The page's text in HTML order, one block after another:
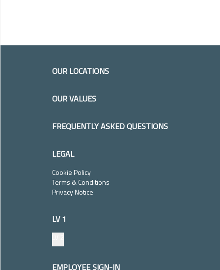
OUR LOCATIONS​​​​‌ ‍ ​‍​‍‌‍ ‌ ​‍‌‍‍‌‌‍‌ ‌‍‍‌‌‍ ‍​‍​‍​ ‍‍​‍​‍‌ ​ ‌‍​‌‌‍ ‍‌‍‍‌‌ ‌​‌ ‍‌​‍ ‍‌‍‍‌‌‍ ​‍​‍​‍ ​​‍​‍‌‍‍​‌ ​‍‌‍‌‌‌‍‌‍​‍​‍​ ‍‍​‍​‍​‍ ‌ ​ ‌ ‌​‌ ‌‌‌‍‌​‌‍‍‌‌‍ ​‍ ‌‍‍‌‌‍ ‍‌ ‌​‌‍‌‌‌‍ ‍‌ ‌​​‍ ‌‍‌‌‌‍‌​‌‍‍‌‌ ‌​​‍ ‌‍ ‌‌‍ ‌‍‌​‌‍‌‌​ ‌‌ ​​‌ ​‍‌‍‌‌‌ ​ ‌‍‌‌‌‍ ‍‌ ‌​‌‍​‌‌ ‌​‌‍‍‌‌‍ ‌‍ ‍​ ‍ ‌‍‍‌‌‍‌​​ ‌‌‍​ ‌‍​‌‌‍‌‌​ ‍‌​ ​‌‌‍​ ​ ‍​​ ‌‌​‍ ‌‌‍​‌​ ‌​‌‍‌‍​ ​ ​‍ ‌​ ‌​​ ‌ ​ ‌​​ ‍‌​‍ ‌​ ‍‌‌‍‌​​ ‌ ​ ‌‌​‍ ‌​ ​‍​ ‌​​ ‌ ‌‍‌‍​ ‍​​ ​‌​ ‍​‌‍​‌​ ‌​‌‍‌‌​ ‌​​ ​‍​ ‍ ‌ ‌​‌ ‍‌‌ ​​‌‍‌‌​ ‌‌ ​​‌‍​‌‌‍‌ ‌‍‌‌​ ‍ ‌ ​​‌‍​‌‌ ‌​‌‍‍​​ ‌‌ ‌​‌‍‍‌‌ ‌​‌‍ ​‌‍‌‌​ ‌‍​‍‌‍​‌‌ ​ ‌‍‌‌‌‌‌‌‌ ​‍‌‍ ​​ ‌​‍‌‌​ ​‍‌​‌‍‌ ​ ‌ ‌​‌ ‌‌‌‍‌​‌‍‍‌‌‍ ​‍‌‍‌‍‍‌‌‍‌​​ ‌‌‍​ ‌‍​‌‌‍‌‌​ ‍‌​ ​‌‌‍​ ​ ‍​​ ‌‌​‍ ‌‌‍​‌​ ‌​‌‍‌‍​ ​ ​‍ ‌​ ‌​​ ‌ ​ ‌​​ ‍‌​‍ ‌​ ‍‌‌‍‌​​ ‌ ​ ‌‌​‍ ‌​ ​‍​ ‌​​ ‌ ‌‍‌‍​ ‍​​ ​‌​ ‍​‌‍​‌​ ‌​‌‍‌‌​ ‌​​ ​‍​‍‌‍‌ ‌​‌ ‍‌‌ ​​‌‍‌‌​ ‌‌ ​​‌‍​‌‌‍‌ ‌‍‌‌​‍‌‍‌ ​​‌‍​‌‌ ‌​‌‍‍​​ ‌‌ ‌​‌‍‍‌‌ ‌​‌‍ ​‌‍‌‌​‍‌‍‌ ​​‌‍‌‌‌ ​‍‌ ​ ‌ ​​‌‍‌‌‌‍​ ‌ ‌​‌‍‍‌‌ ‌‍‌‍‌‌​ ‌‌ ​​‌ ‌‌‌‍​‍‌‍ ​‌‍‍‌‌ ​ ‌‍‍​‌‍‌‌‌‍‌​​‍​‍‌ ‌
OUR VALUES​​​​‌ ‍ ​‍​‍‌‍ ‌ ​‍‌‍‍‌‌‍‌ ‌‍‍‌‌‍ ‍​‍​‍​ ‍‍​‍​‍‌ ​ ‌‍​‌‌‍ ‍‌‍‍‌‌ ‌​‌ ‍‌​‍ ‍‌‍‍‌‌‍ ​‍​‍​‍ ​​‍​‍‌‍‍​‌ ​‍‌‍‌‌‌‍‌‍​‍​‍​ ‍‍​‍​‍​‍ ‌ ​ ‌ ‌​‌ ‌‌‌‍‌​‌‍‍‌‌‍ ​‍ ‌‍‍‌‌‍ ‍‌ ‌​‌‍‌‌‌‍ ‍‌ ‌​​‍ ‌‍‌‌‌‍‌​‌‍‍‌‌ ‌​​‍ ‌‍ ‌‌‍ ‌‍‌​‌‍‌‌​ ‌‌ ​​‌ ​‍‌‍‌‌‌ ​ ‌‍‌‌‌‍ ‍‌ ‌​‌‍​‌‌ ‌​‌‍‍‌‌‍ ‌‍ ‍​ ‍ ‌‍‍‌‌‍‌​​ ‌​ ​‌‌‍​‌‌‍‌‍​ ‍​‌‍‌​​ ‍​‌‍​ ​ ‍​​‍ ‌‌‍‌‍​ ‍​​ ​ ​ ‌ ​‍ ‌​ ‌​​ ‍‌​ ‌‍‌‍‌​​‍ ‌‌‍​‍​ ​‌​ ​‍​ ​​​‍ ‌​ ​ ​ ‌ ​ ‍‌​ ‍‌‌‍‌‍‌‍​ ‌‍‌‍‌‍​‍​ ​‍‌‍​ ​ ​‍​ ‍‌​ ‍ ‌ ‌​‌ ‍‌‌ ​​‌‍‌‌​ ‌‌ ​​‌‍​‌‌‍‌ ‌‍‌‌​ ‍ ‌ ​​‌‍​‌‌ ‌​‌‍‍​​ ‌‌ ‌​‌‍‍‌‌ ‌​‌‍ ​‌‍‌‌​ ‌‍​‍‌‍​‌‌ ​ ‌‍‌‌‌‌‌‌‌ ​‍‌‍ ​​ ‌​‍‌‌​ ​‍‌​‌‍‌ ​ ‌ ‌​‌ ‌‌‌‍‌​‌‍‍‌‌‍ ​‍‌‍‌‍‍‌‌‍‌​​ ‌​ ​‌‌‍​‌‌‍‌‍​ ‍​‌‍‌​​ ‍​‌‍​ ​ ‍​​‍ ‌‌‍‌‍​ ‍​​ ​ ​ ‌ ​‍ ‌​ ‌​​ ‍‌​ ‌‍‌‍‌​​‍ ‌‌‍​‍​ ​‌​ ​‍​ ​​​‍ ‌​ ​ ​ ‌ ​ ‍‌​ ‍‌‌‍‌‍‌‍​ ‌‍‌‍‌‍​‍​ ​‍‌‍​ ​ ​‍​ ‍‌​‍‌‍‌ ‌​‌ ‍‌‌ ​​‌‍‌‌​ ‌‌ ​​‌‍​‌‌‍‌ ‌‍‌‌​‍‌‍‌ ​​‌‍​‌‌ ‌​‌‍‍​​ ‌‌ ‌​‌‍‍‌‌ ‌​‌‍ ​‌‍‌‌​‍‌‍‌ ​​‌‍‌‌‌ ​‍‌ ​ ‌ ​​‌‍‌‌‌‍​ ‌ ‌​‌‍‍‌‌ ‌‍‌‍‌‌​ ‌‌ ​​‌ ‌‌‌‍​‍‌‍ ​‌‍‍‌‌ ​ ‌‍‍​‌‍‌‌‌‍‌​​‍​‍‌ ‌
FREQUENTLY ASKED QUESTIONS​​​​‌ ‍ ​‍​‍‌‍ ‌ ​‍‌‍‍‌‌‍‌ ‌‍‍‌‌‍ ‍​‍​‍​ ‍‍​‍​‍‌ ​ ‌‍​‌‌‍ ‍‌‍‍‌‌ ‌​‌ ‍‌​‍ ‍‌‍‍‌‌‍ ​‍​‍​‍ ​​‍​‍‌‍‍​‌ ​‍‌‍‌‌‌‍‌‍​‍​‍​ ‍‍​‍​‍​‍ ‌ ​ ‌ ‌​‌ ‌‌‌‍‌​‌‍‍‌‌‍ ​‍ ‌‍‍‌‌‍ ‍‌ ‌​‌‍‌‌‌‍ ‍‌ ‌​​‍ ‌‍‌‌‌‍‌​‌‍‍‌‌ ‌​​‍ ‌‍ ‌‌‍ ‌‍‌​‌‍‌‌​ ‌‌ ​​‌ ​‍‌‍‌‌‌ ​ ‌‍‌‌‌‍ ‍‌ ‌​‌‍​‌‌ ‌​‌‍‍‌‌‍ ‌‍ ‍​ ‍ ‌‍‍‌‌‍‌​​ ‌​ ‌​‌‍​‌​ ​‍‌‍​‍‌‍‌‌‌‍‌​‌‍‌‌​ ‌​​‍ ‌​ ‌​​ ​ ​ ​‌​ ​​​‍ ‌​ ‌​‌‍‌​‌‍‌‌‌‍‌‌​‍ ‌​ ‍‌​ ‌ ​ ​‍​ ​‍​‍ ‌​ ‌‍​ ‌ ​ ‍‌​ ‍​​ ​ ​ ​ ​ ‌​‌‍‌‍​ ‌‌‌‍​‍‌‍​‌​ ‍‌​ ‍ ‌ ‌​‌ ‍‌‌ ​​‌‍‌‌​ ‌‌ ​​‌‍​‌‌‍‌ ‌‍‌‌​ ‍ ‌ ​​‌‍​‌‌ ‌​‌‍‍​​ ‌‌ ‌​‌‍‍‌‌ ‌​‌‍ ​‌‍‌‌​ ‌‍​‍‌‍​‌‌ ​ ‌‍‌‌‌‌‌‌‌ ​‍‌‍ ​​ ‌​‍‌‌​ ​‍‌​‌‍‌ ​ ‌ ‌​‌ ‌‌‌‍‌​‌‍‍‌‌‍ ​‍‌‍‌‍‍‌‌‍‌​​ ‌​ ‌​‌‍​‌​ ​‍‌‍​‍‌‍‌‌‌‍‌​‌‍‌‌​ ‌​​‍ ‌​ ‌​​ ​ ​ ​‌​ ​​​‍ ‌​ ‌​‌‍‌​‌‍‌‌‌‍‌‌​‍ ‌​ ‍‌​ ‌ ​ ​‍​ ​‍​‍ ‌​ ‌‍​ ‌ ​ ‍‌​ ‍​​ ​ ​ ​ ​ ‌​‌‍‌‍​ ‌‌‌‍​‍‌‍​‌​ ‍‌​‍‌‍‌ ‌​‌ ‍‌‌ ​​‌‍‌‌​ ‌‌ ​​‌‍​‌‌‍‌ ‌‍‌‌​‍‌‍‌ ​​‌‍​‌‌ ‌​‌‍‍​​ ‌‌ ‌​‌‍‍‌‌ ‌​‌‍ ​‌‍‌‌​‍‌‍‌ ​​‌‍‌‌‌ ​‍‌ ​ ‌ ​​‌‍‌‌‌‍​ ‌ ‌​‌‍‍‌‌ ‌‍‌‍‌‌​ ‌‌ ​​‌ ‌‌‌‍​‍‌‍ ​‌‍‍‌‌ ​ ‌‍‍​‌‍‌‌‌‍‌​​‍​‍‌ ‌
LEGAL​​​​‌ ‍ ​‍​‍‌‍ ‌ ​‍‌‍‍‌‌‍‌ ‌‍‍‌‌‍ ‍​‍​‍​ ‍‍​‍​‍‌ ​ ‌‍​‌‌‍ ‍‌‍‍‌‌ ‌​‌ ‍‌​‍ ‍‌‍‍‌‌‍ ​‍​‍​‍ ​​‍​‍‌‍‍​‌ ​‍‌‍‌‌‌‍‌‍​‍​‍​ ‍‍​‍​‍​‍ ‌ ​ ‌ ‌​‌ ‌‌‌‍‌​‌‍‍‌‌‍ ​‍ ‌‍‍‌‌‍ ‍‌ ‌​‌‍‌‌‌‍ ‍‌ ‌​​‍ ‌‍‌‌‌‍‌​‌‍‍‌‌ ‌​​‍ ‌‍ ‌‌‍ ‌‍‌​‌‍‌‌​ ‌‌ ​​‌ ​‍‌‍‌‌‌ ​ ‌‍‌‌‌‍ ‍‌ ‌​‌‍​‌‌ ‌​‌‍‍‌‌‍ ‌‍ ‍​ ‍ ‌‍‍‌‌‍‌​​ ‌‌‍‌‍‌‍ ‌‍ ‌ ‌​‌‍‌‌‌ ​‍​ ‍ ‌ ‌​‌ ‍‌‌ ​​‌‍‌‌​ ‌‌‍ ‌‌‍‌‌‌‍ ‍‌ ‌‌​ ‍ ‌ ​​‌‍​‌‌ ‌​‌‍‍​​ ‌‌‍ ‌‌‍‌‌‌‍ ‍‌ ‌‌‌​‍‌‌ ‌​‌‍‌‌‌‍ ‌‌ ​ ​‍‌‌​ ‌‌‌​​‍‌‌ ‌‍‍ ‌‍‌‌‌ ‍‌​‍‌‌​ ​ ‌​‌​​‍‌‌​ ​ ‌​‌​​‍‌‌​ ​‍​ ​‍‌‍​‌​ ‌​​ ​‍​ ​‍‌‍​‍‌‍​ ‌‍‌​​ ‌‍‌‍‌‌​ ‌‍​ ‍​‌‍​ ​‍‌‌​ ​‍​ ​‍​‍‌‌​ ‌‌‌​‌​​‍ ‍‌ ‌​‌‍‌‌‌ ‍​‌ ‌​​ ‌‍​‍‌‍​‌‌ ​ ‌‍‌‌‌‌‌‌‌ ​‍‌‍ ​​ ‌​‍‌‌​ ​‍‌​‌‍‌ ​ ‌ ‌​‌ ‌‌‌‍‌​‌‍‍‌‌‍ ​‍‌‍‌‍‍‌‌‍‌​​ ‌‌‍‌‍‌‍ ‌‍ ‌ ‌​‌‍‌‌‌ ​‍​‍‌‍‌ ‌​‌ ‍‌‌ ​​‌‍‌‌​ ‌‌‍ ‌‌‍‌‌‌‍ ‍‌ ‌‌​‍‌‍‌ ​​‌‍​‌‌ ‌​‌‍‍​​ ‌‌‍ ‌‌‍‌‌‌‍ ‍‌ ‌‌‌​‍‌‌ ‌​‌‍‌‌‌‍ ‌‌ ​ ​‍‌‌​ ‌‌‌​​‍‌‌ ‌‍‍ ‌‍‌‌‌ ‍‌​‍‌‌​ ​ ‌​‌​​‍‌‌​ ​ ‌​‌​​‍‌‌​ ​‍​ ​‍‌‍​‌​ ‌​​ ​‍​ ​‍‌‍​‍‌‍​ ‌‍‌​​ ‌‍‌‍‌‌​ ‌‍​ ‍​‌‍​ ​‍‌‌​ ​‍​ ​‍​‍‌‌​ ‌‌‌​‌​​‍ ‍‌ ‌​‌‍‌‌‌ ‍​‌ ‌​​‍‌‍‌ ​​‌‍‌‌‌ ​‍‌ ​ ‌ ​​‌‍‌‌‌‍​ ‌ ‌​‌‍‍‌‌ ‌‍‌‍‌‌​ ‌‌ ​​‌ ‌‌‌‍​‍‌‍ ​‌‍‍‌‌ ​ ‌‍‍​‌‍‌‌‌‍‌​​‍​‍‌ ‌
Cookie Policy​​​​‌ ‍ ​‍​‍‌‍ ‌ ​‍‌‍‍‌‌‍‌ ‌‍‍‌‌‍ ‍​‍​‍​ ‍‍​‍​‍‌ ​ ‌‍​‌‌‍ ‍‌‍‍‌‌ ‌​‌ ‍‌​‍ ‍‌‍‍‌‌‍ ​‍​‍​‍ ​​‍​‍‌‍‍​‌ ​‍‌‍‌‌‌‍‌‍​‍​‍​ ‍‍​‍​‍​‍ ‌ ​ ‌ ‌​‌ ‌‌‌‍‌​‌‍‍‌‌‍ ​‍ ‌‍‍‌‌‍ ‍‌ ‌​‌‍‌‌‌‍ ‍‌ ‌​​‍ ‌‍‌‌‌‍‌​‌‍‍‌‌ ‌​​‍ ‌‍ ‌‌‍ ‌‍‌​‌‍‌‌​ ‌‌ ​​‌ ​‍‌‍‌‌‌ ​ ‌‍‌‌‌‍ ‍‌ ‌​‌‍​‌‌ ‌​‌‍‍‌‌‍ ‌‍ ‍​ ‍ ‌‍‍‌‌‍‌​​ ‌​ ‍​​ ​ ‌‍​‍​ ‌‌‌‍‌‌​ ‌ ​ ​‍​ ‌​​‍ ‌‌‍‌‍‌‍​‌‌‍‌‌​ ​‌​‍ ‌​ ‌​​ ‌‍​ ‌‌​ ‌ ​‍ ‌​ ‍​​ ‌‌‌‍‌‌​ ‍‌​‍ ‌​ ‌‌‌‍​ ‌‍‌‌​ ​​‌‍‌‍‌‍​‌‌‍​‌​ ​​​ ‌​‌‍‌​​ ‍​​ ‌‌​ ‍ ‌ ‌​‌ ‍‌‌ ​​‌‍‌‌​ ‌‌ ​​‌‍​‌‌‍‌ ‌‍‌‌​ ‍ ‌ ​​‌‍​‌‌ ‌​‌‍‍​​ ‌‌ ‌​‌‍‍‌‌ ‌​‌‍ ​‌‍‌‌​ ‌‍​‍‌‍​‌‌ ​ ‌‍‌‌‌‌‌‌‌ ​‍‌‍ ​​ ‌​‍‌‌​ ​‍‌​‌‍‌ ​ ‌ ‌​‌ ‌‌‌‍‌​‌‍‍‌‌‍ ​‍‌‍‌‍‍‌‌‍‌​​ ‌​ ‍​​ ​ ‌‍​‍​ ‌‌‌‍‌‌​ ‌ ​ ​‍​ ‌​​‍ ‌‌‍‌‍‌‍​‌‌‍‌‌​ ​‌​‍ ‌​ ‌​​ ‌‍​ ‌‌​ ‌ ​‍ ‌​ ‍​​ ‌‌‌‍‌‌​ ‍‌​‍ ‌​ ‌‌‌‍​ ‌‍‌‌​ ​​‌‍‌‍‌‍​‌‌‍​‌​ ​​​ ‌​‌‍‌​​ ‍​​ ‌‌​‍‌‍‌ ‌​‌ ‍‌‌ ​​‌‍‌‌​ ‌‌ ​​‌‍​‌‌‍‌ ‌‍‌‌​‍‌‍‌ ​​‌‍​‌‌ ‌​‌‍‍​​ ‌‌ ‌​‌‍‍‌‌ ‌​‌‍ ​‌‍‌‌​‍‌‍‌ ​​‌‍‌‌‌ ​‍‌ ​ ‌ ​​‌‍‌‌‌‍​ ‌ ‌​‌‍‍‌‌ ‌‍‌‍‌‌​ ‌‌ ​​‌ ‌‌‌‍​‍‌‍ ​‌‍‍‌‌ ​ ‌‍‍​‌‍‌‌‌‍‌​​‍​‍‌ ‌
Terms & Conditions​​​​‌ ‍ ​‍​‍‌‍ ‌ ​‍‌‍‍‌‌‍‌ ‌‍‍‌‌‍ ‍​‍​‍​ ‍‍​‍​‍‌ ​ ‌‍​‌‌‍ ‍‌‍‍‌‌ ‌​‌ ‍‌​‍ ‍‌‍‍‌‌‍ ​‍​‍​‍ ​​‍​‍‌‍‍​‌ ​‍‌‍‌‌‌‍‌‍​‍​‍​ ‍‍​‍​‍​‍ ‌ ​ ‌ ‌​‌ ‌‌‌‍‌​‌‍‍‌‌‍ ​‍ ‌‍‍‌‌‍ ‍‌ ‌​‌‍‌‌‌‍ ‍‌ ‌​​‍ ‌‍‌‌‌‍‌​‌‍‍‌‌ ‌​​‍ ‌‍ ‌‌‍ ‌‍‌​‌‍‌‌​ ‌‌ ​​‌ ​‍‌‍‌‌‌ ​ ‌‍‌‌‌‍ ‍‌ ‌​‌‍​‌‌ ‌​‌‍‍‌‌‍ ‌‍ ‍​ ‍ ‌‍‍‌‌‍‌​​ ‌​ ‍​‌‍​‍​ ‌​​ ​‌​ ‌​​ ​​​ ​‍‌‍​ ​‍ ‌​ ‌​​ ​ ​ ‌‌‌‍​‌​‍ ‌​ ‌​‌‍​‌​ ​‍​ ​ ​‍ ‌‌‍​‍​ ​​​ ‍​‌‍​ ​‍ ‌​ ​ ​ ​​​ ‌‌​ ‌‍​ ​​‌‍‌‍​ ​‍​ ​‌​ ‌​​ ​‌​ ‍​​ ‍‌​ ‍ ‌ ‌​‌ ‍‌‌ ​​‌‍‌‌​ ‌‌ ​​‌‍​‌‌‍‌ ‌‍‌‌​ ‍ ‌ ​​‌‍​‌‌ ‌​‌‍‍​​ ‌‌ ‌​‌‍‍‌‌ ‌​‌‍ ​‌‍‌‌​ ‌‍​‍‌‍​‌‌ ​ ‌‍‌‌‌‌‌‌‌ ​‍‌‍ ​​ ‌​‍‌‌​ ​‍‌​‌‍‌ ​ ‌ ‌​‌ ‌‌‌‍‌​‌‍‍‌‌‍ ​‍‌‍‌‍‍‌‌‍‌​​ ‌​ ‍​‌‍​‍​ ‌​​ ​‌​ ‌​​ ​​​ ​‍‌‍​ ​‍ ‌​ ‌​​ ​ ​ ‌‌‌‍​‌​‍ ‌​ ‌​‌‍​‌​ ​‍​ ​ ​‍ ‌‌‍​‍​ ​​​ ‍​‌‍​ ​‍ ‌​ ​ ​ ​​​ ‌‌​ ‌‍​ ​​‌‍‌‍​ ​‍​ ​‌​ ‌​​ ​‌​ ‍​​ ‍‌​‍‌‍‌ ‌​‌ ‍‌‌ ​​‌‍‌‌​ ‌‌ ​​‌‍​‌‌‍‌ ‌‍‌‌​‍‌‍‌ ​​‌‍​‌‌ ‌​‌‍‍​​ ‌‌ ‌​‌‍‍‌‌ ‌​‌‍ ​‌‍‌‌​‍‌‍‌ ​​‌‍‌‌‌ ​‍‌ ​ ‌ ​​‌‍‌‌‌‍​ ‌ ‌​‌‍‍‌‌ ‌‍‌‍‌‌​ ‌‌ ​​‌ ‌‌‌‍​‍‌‍ ​‌‍‍‌‌ ​ ‌‍‍​‌‍‌‌‌‍‌​​‍​‍‌ ‌
Privacy Notice​​​​‌ ‍ ​‍​‍‌‍ ‌ ​‍‌‍‍‌‌‍‌ ‌‍‍‌‌‍ ‍​‍​‍​ ‍‍​‍​‍‌ ​ ‌‍​‌‌‍ ‍‌‍‍‌‌ ‌​‌ ‍‌​‍ ‍‌‍‍‌‌‍ ​‍​‍​‍ ​​‍​‍‌‍‍​‌ ​‍‌‍‌‌‌‍‌‍​‍​‍​ ‍‍​‍​‍​‍ ‌ ​ ‌ ‌​‌ ‌‌‌‍‌​‌‍‍‌‌‍ ​‍ ‌‍‍‌‌‍ ‍‌ ‌​‌‍‌‌‌‍ ‍‌ ‌​​‍ ‌‍‌‌‌‍‌​‌‍‍‌‌ ‌​​‍ ‌‍ ‌‌‍ ‌‍‌​‌‍‌‌​ ‌‌ ​​‌ ​‍‌‍‌‌‌ ​ ‌‍‌‌‌‍ ‍‌ ‌​‌‍​‌‌ ‌​‌‍‍‌‌‍ ‌‍ ‍​ ‍ ‌‍‍‌‌‍‌​​ ‌​ ‍‌‌‍​ ‌‍​ ​ ‌ ‌‍‌‌​ ​‌‌‍​‍​ ​​​‍ ‌‌‍​‌​ ​ ‌‍​‍​ ​‍​‍ ‌​ ‌​​ ‌‌​ ‌‌​ ​‌​‍ ‌‌‍​‌‌‍​ ​ ​​​ ​‍​‍ ‌​ ‍​​ ​​‌‍‌‌​ ‌‍​ ​ ‌‍​‍‌‍‌‌‌‍​‌​ ‌ ‌‍​‍‌‍‌​​ ‌‌​ ‍ ‌ ‌​‌ ‍‌‌ ​​‌‍‌‌​ ‌‌ ​​‌‍​‌‌‍‌ ‌‍‌‌​ ‍ ‌ ​​‌‍​‌‌ ‌​‌‍‍​​ ‌‌ ‌​‌‍‍‌‌ ‌​‌‍ ​‌‍‌‌​ ‌‍​‍‌‍​‌‌ ​ ‌‍‌‌‌‌‌‌‌ ​‍‌‍ ​​ ‌​‍‌‌​ ​‍‌​‌‍‌ ​ ‌ ‌​‌ ‌‌‌‍‌​‌‍‍‌‌‍ ​‍‌‍‌‍‍‌‌‍‌​​ ‌​ ‍‌‌‍​ ‌‍​ ​ ‌ ‌‍‌‌​ ​‌‌‍​‍​ ​​​‍ ‌‌‍​‌​ ​ ‌‍​‍​ ​‍​‍ ‌​ ‌​​ ‌‌​ ‌‌​ ​‌​‍ ‌‌‍​‌‌‍​ ​ ​​​ ​‍​‍ ‌​ ‍​​ ​​‌‍‌‌​ ‌‍​ ​ ‌‍​‍‌‍‌‌‌‍​‌​ ‌ ‌‍​‍‌‍‌​​ ‌‌​‍‌‍‌ ‌​‌ ‍‌‌ ​​‌‍‌‌​ ‌‌ ​​‌‍​‌‌‍‌ ‌‍‌‌​‍‌‍‌ ​​‌‍​‌‌ ‌​‌‍‍​​ ‌‌ ‌​‌‍‍‌‌ ‌​‌‍ ​‌‍‌‌​‍‌‍‌ ​​‌‍‌‌‌ ​‍‌ ​ ‌ ​​‌‍‌‌‌‍​ ‌ ‌​‌‍‍‌‌ ‌‍‌‍‌‌​ ‌‌ ​​‌ ‌‌‌‍​‍‌‍ ​‌‍‍‌‌ ​ ‌‍‍​‌‍‌‌‌‍‌​​‍​‍‌ ‌
LV 1​​​​‌ ‍ ​‍​‍‌‍ ‌ ​‍‌‍‍‌‌‍‌ ‌‍‍‌‌‍ ‍​‍​‍​ ‍‍​‍​‍‌ ​ ‌‍​‌‌‍ ‍‌‍‍‌‌ ‌​‌ ‍‌​‍ ‍‌‍‍‌‌‍ ​‍​‍​‍ ​​‍​‍‌‍‍​‌ ​‍‌‍‌‌‌‍‌‍​‍​‍​ ‍‍​‍​‍​‍ ‌ ​ ‌ ‌​‌ ‌‌‌‍‌​‌‍‍‌‌‍ ​‍ ‌‍‍‌‌‍ ‍‌ ‌​‌‍‌‌‌‍ ‍‌ ‌​​‍ ‌‍‌‌‌‍‌​‌‍‍‌‌ ‌​​‍ ‌‍ ‌‌‍ ‌‍‌​‌‍‌‌​ ‌‌ ​​‌ ​‍‌‍‌‌‌ ​ ‌‍‌‌‌‍ ‍‌ ‌​‌‍​‌‌ ‌​‌‍‍‌‌‍ ‌‍ ‍​ ‍ ‌‍‍‌‌‍‌​​ ‌‌‍‌‍‌‍ ‌‍ ‌ ‌​‌‍‌‌‌ ​‍​ ‍ ‌ ‌​‌ ‍‌‌ ​​‌‍‌‌​ ‌‌‍ ‌‌‍‌‌‌‍ ‍‌ ‌‌​ ‍ ‌ ​​‌‍​‌‌ ‌​‌‍‍​​ ‌‌‍ ‌‌‍‌‌‌‍ ‍‌ ‌‌‌​‍‌‌ ‌​‌‍‌‌‌‍ ‌‌ ​ ​‍‌‌​ ‌‌‌​​‍‌‌ ‌‍‍ ‌‍‌‌‌ ‍‌​‍‌‌​ ​ ‌​‌​​‍‌‌​ ​ ‌​‌​​‍‌‌​ ​‍​ ​‍​ ‌ ​ ‌​​ ‍‌‌‍‌​‌‍​‌​ ‌ ‌‍​ ‌‍​‌‌‍​ ​ ‌‌‌‍​ ​ ​​​‍‌‌​ ​‍​ ​‍​‍‌‌​ ‌‌‌​‌​​‍ ‍‌ ‌​‌‍‌‌‌ ‍​‌ ‌​​ ‌‍​‍‌‍​‌‌ ​ ‌‍‌‌‌‌‌‌‌ ​‍‌‍ ​​ ‌​‍‌‌​ ​‍‌​‌‍‌ ​ ‌ ‌​‌ ‌‌‌‍‌​‌‍‍‌‌‍ ​‍‌‍‌‍‍‌‌‍‌​​ ‌‌‍‌‍‌‍ ‌‍ ‌ ‌​‌‍‌‌‌ ​‍​‍‌‍‌ ‌​‌ ‍‌‌ ​​‌‍‌‌​ ‌‌‍ ‌‌‍‌‌‌‍ ‍‌ ‌‌​‍‌‍‌ ​​‌‍​‌‌ ‌​‌‍‍​​ ‌‌‍ ‌‌‍‌‌‌‍ ‍‌ ‌‌‌​‍‌‌ ‌​‌‍‌‌‌‍ ‌‌ ​ ​‍‌‌​ ‌‌‌​​‍‌‌ ‌‍‍ ‌‍‌‌‌ ‍‌​‍‌‌​ ​ ‌​‌​​‍‌‌​ ​ ‌​‌​​‍‌‌​ ​‍​ ​‍​ ‌ ​ ‌​​ ‍‌‌‍‌​‌‍​‌​ ‌ ‌‍​ ‌‍​‌‌‍​ ​ ‌‌‌‍​ ​ ​​​‍‌‌​ ​‍​ ​‍​‍‌‌​ ‌‌‌​‌​​‍ ‍‌ ‌​‌‍‌‌‌ ‍​‌ ‌​​‍‌‍‌ ​​‌‍‌‌‌ ​‍‌ ​ ‌ ​​‌‍‌‌‌‍​ ‌ ‌​‌‍‍‌‌ ‌‍‌‍‌‌​ ‌‌ ​​‌ ‌‌‌‍​‍‌‍ ​‌‍‍‌‌ ​ ‌‍‍​‌‍‌‌‌‍‌​​‍​‍‌ ‌
EMPLOYEE SIGN-IN